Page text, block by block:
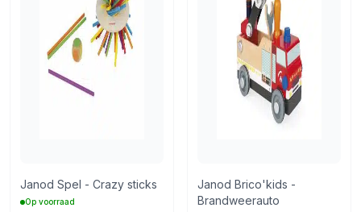
Janod Spel - Crazy sticks
Op voorraad
Janod Brico'kids -
Brandweerauto